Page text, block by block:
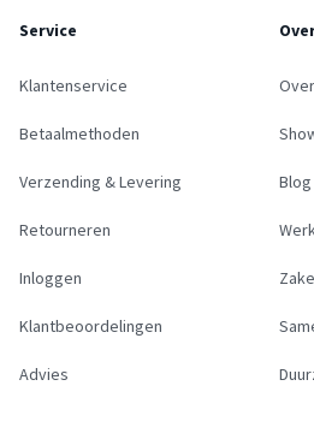
Service
Klantenservice
Betaalmethoden
Verzending & Levering
Retourneren
Inloggen
Klantbeoordelingen
Advies
Blog